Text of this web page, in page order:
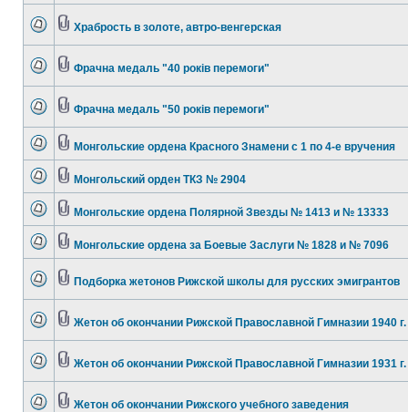
Храбрость в золоте, автро-венгерская
Фрачна медаль "40 років перемоги"
Фрачна медаль "50 років перемоги"
Монгольские ордена Красного Знамени с 1 по 4-е вручения
Монгольский орден ТКЗ № 2904
Монгольские ордена Полярной Звезды № 1413 и № 13333
Монгольские ордена за Боевые Заслуги № 1828 и № 7096
Подборка жетонов Рижской школы для русских эмигрантов
Жетон об окончании Рижской Православной Гимназии 1940 г.
Жетон об окончании Рижской Православной Гимназии 1931 г.
Жетон об окончании Рижского учебного заведения